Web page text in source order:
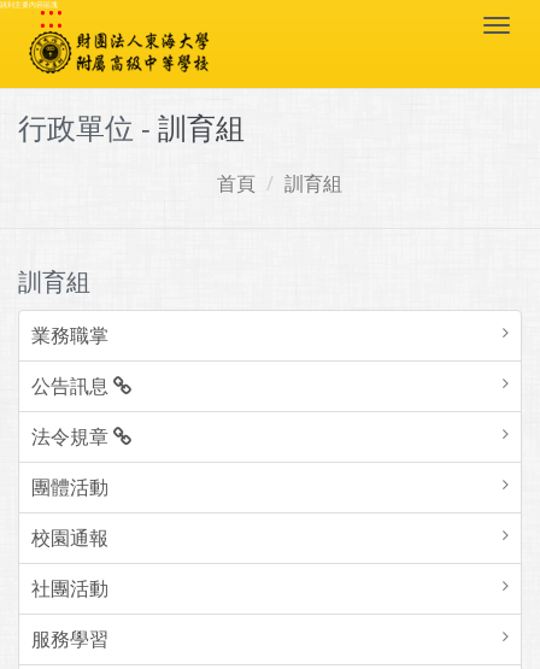
跳到主要內容區塊
:::
行政單位 - 訓育組
首頁 訓育組
訓育組
業務職掌
公告訊息
法令規章
團體活動
校園通報
社團活動
服務學習